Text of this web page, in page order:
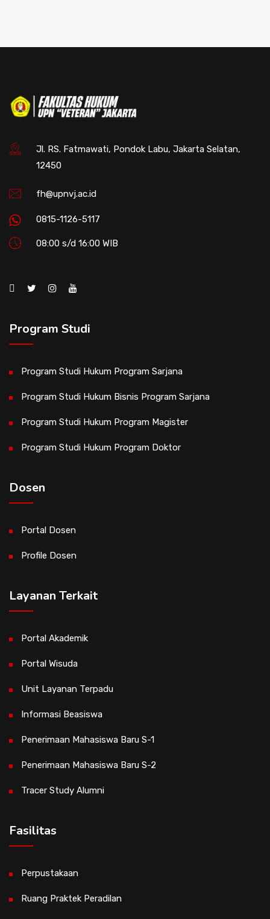
Jl. RS. Fatmawati, Pondok Labu, Jakarta Selatan,
12450
fh@upnvj.ac.id
0815-1126-5117
08:00 s/d 16:00 WIB
Program Studi
Program Studi Hukum Program Sarjana
Program Studi Hukum Bisnis Program Sarjana
Program Studi Hukum Program Magister
Program Studi Hukum Program Doktor
Dosen
Portal Dosen
Profile Dosen
Layanan Terkait
Portal Akademik
Portal Wisuda
Unit Layanan Terpadu
Informasi Beasiswa
Penerimaan Mahasiswa Baru S-1
Penerimaan Mahasiswa Baru S-2
Tracer Study Alumni
Fasilitas
Perpustakaan
Ruang Praktek Peradilan